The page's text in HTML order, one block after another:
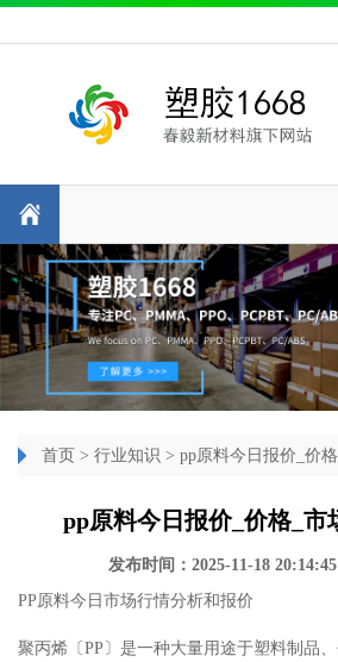
首页 > 行业知识 > pp原料今日报价_价
pp原料今日报价_价格_市
发布时间：2025-11-18
PP原料今日市场行情分析和报价
聚丙烯〔PP〕是一种大量用途于塑料制品